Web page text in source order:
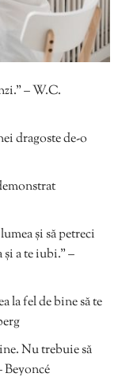
– W.C.
dragoste de-o
și să petreci
a te iubi.” –
la fel de bine să te
Nu trebuie să
Beyoncé